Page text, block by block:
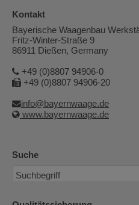
Kontakt
Bayerische Waagenbau
Fritz-Winter-Straße 9
86911 Dießen, Germany
+49 (0)8807 94906-0
+49 (0)8807 94906-20
info@bayernwaage.de
www.bayernwaage.de
Suche